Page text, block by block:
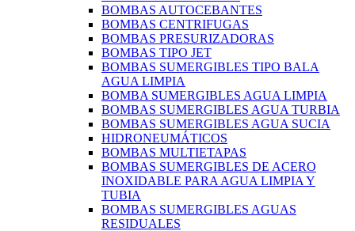
BOMBAS AUTOCEBANTES
BOMBAS CENTRIFUGAS
BOMBAS PRESURIZADORAS
BOMBAS TIPO JET
BOMBAS SUMERGIBLES TIPO BALA
AGUA LIMPIA
BOMBA SUMERGIBLES AGUA LIMPIA
BOMBAS SUMERGIBLES AGUA TURBIA
BOMBAS SUMERGIBLES AGUA SUCIA
HIDRONEUMÁTICOS
BOMBAS MULTIETAPAS
BOMBAS SUMERGIBLES DE ACERO
INOXIDABLE PARA AGUA LIMPIA Y
TUBIA
BOMBAS SUMERGIBLES AGUAS
RESIDUALES